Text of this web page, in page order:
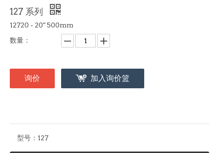
127 系列
12720 - 20" 500mm
数量：
询价 加入询价篮
型号： 127